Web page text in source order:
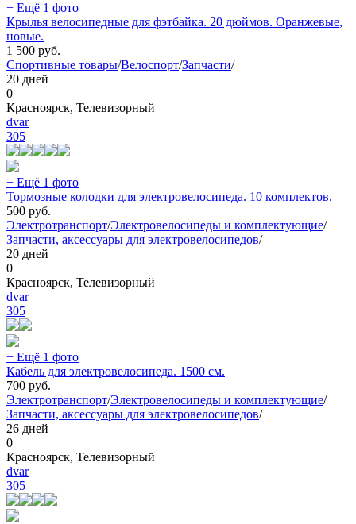
+ Ещё 1 фото
Крылья велосипедные для фэтбайка. 20 дюймов. Оранжевые,
новые.
1 500 руб.
Спортивные товары/Велоспорт/Запчасти/
20 дней
0
Красноярск, Телевизорный
dvar
305
+ Ещё 1 фото
Тормозные колодки для электровелосипеда. 10 комплектов.
500 руб.
Электротранспорт/Электровелосипеды и комплектующие/
Запчасти, аксессуары для электровелосипедов/
20 дней
0
Красноярск, Телевизорный
dvar
305
+ Ещё 1 фото
Кабель для электровелосипеда. 1500 см.
700 руб.
Электротранспорт/Электровелосипеды и комплектующие/
Запчасти, аксессуары для электровелосипедов/
26 дней
0
Красноярск, Телевизорный
dvar
305